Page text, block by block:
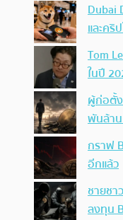
Dubai
และคริ
Tom
ในปี
ผู้ก่อตั้
พันล้า
กราฟ
อีกแล้ว
ชายช
ลงทุน